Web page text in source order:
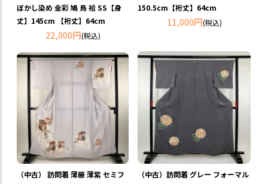
ぼかし染め 金彩 鳩 鳥 袷 SS【身
丈】145cm 【裄丈】64cm
22,000円(税込)
150.5cm【裄丈】64cm
11,000円(税込)
（中古） 訪問着 薄藤 薄紫 セミフ
（中古）訪問着 グレー フォーマル